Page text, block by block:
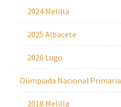
2024 Melilla
2025 Albacete
2026 Lugo
Olimpiada Nacional Primaria
2018 Melilla